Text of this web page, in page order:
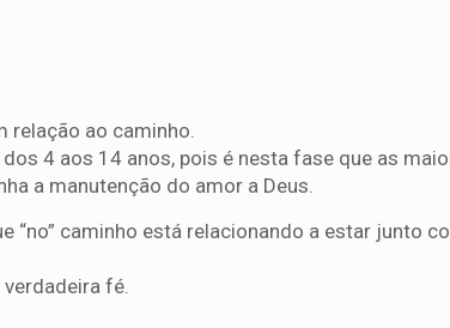
relação ao caminho.
4 aos 14 anos, pois é nesta fase que as
a manutenção do amor a Deus.
“no” caminho está relacionando a estar junto
fé.